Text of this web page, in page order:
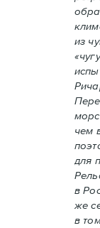
из
чем
для
в
же
в